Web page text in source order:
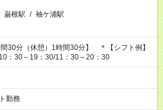
巌根駅 / 袖ケ浦駅
30分（休憩）1時間30分】 ＊【シフト例】
：30～19：30/11：30～20：30
勤務